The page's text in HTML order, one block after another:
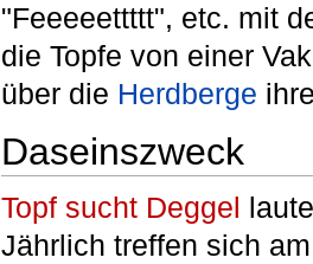
"Feeeeettttt", etc. mit
die Topfe von einer
über die Herdberge
Daseinszweck
Topf sucht Deggel
Jährlich treffen sich